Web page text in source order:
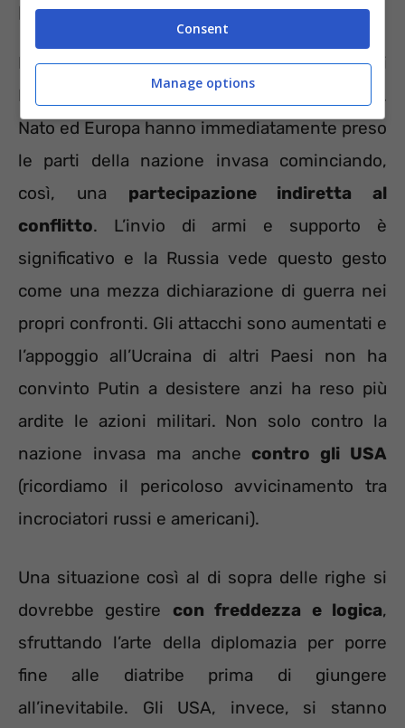
La lettura dei segnali
I rapporti si sono incrinati nel momento in cui
Putin ha optato per l’invasione dell’Ucraina.
Nato ed Europa hanno immediatamente preso
le parti della nazione invasa cominciando,
così, una partecipazione indiretta al
conflitto. L’invio di armi e supporto è
significativo e la Russia vede questo gesto
come una mezza dichiarazione di guerra nei
propri confronti. Gli attacchi sono aumentati e
l’appoggio all’Ucraina di altri Paesi non ha
convinto Putin a desistere anzi ha reso più
ardite le azioni militari. Non solo contro la
nazione invasa ma anche contro gli USA
(ricordiamo il pericoloso avvicinamento tra
incrociatori russi e americani).
Una situazione così al di sopra delle righe si
dovrebbe gestire con freddezza e logica,
sfruttando l’arte della diplomazia per porre
fine alle diatribe prima di giungere
all’inevitabile. Gli USA, invece, si stanno
Consent
Manage options